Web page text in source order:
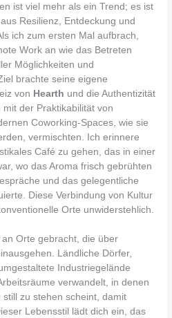
ist viel mehr als ein Trend; es ist
Resilienz, Entdeckung und
ich zum ersten Mal aufbrach,
Work an wie das Betreten
Möglichkeiten und
brachte seine eigene
von Hearth und die Authentizität
der Praktikabilität von
Coworking-Spaces, wie sie
vermischten. Ich erinnere
Café zu gehen, das in einer
wo das Aroma frisch gebrühten
und das gelegentliche
Diese Verbindung von Kultur
Orte unwiderstehlich.
Orte gebracht, die über
Ländliche Dörfer,
Industriegelände
verwandelt, in denen
zu stehen scheint, damit
Lebensstil lädt dich ein, das